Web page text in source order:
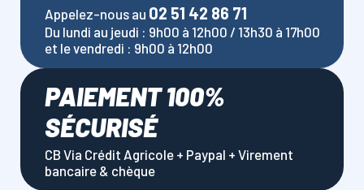
Appelez-nous au 02 51 42 86 71
Du lundi au jeudi : 9h00 à 12h00 / 13h30 à 17h00
et le vendredi : 9h00 à 12h00
PAIEMENT 100%
SÉCURISÉ
CB Via Crédit Agricole + Paypal + Virement
bancaire & chèque